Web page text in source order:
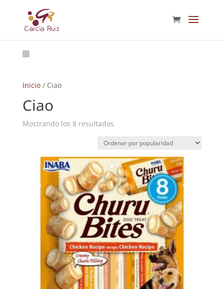
Inicio/ Ciao
Ciao
Mostrando los 8 resultadosOrdenado
popularidad